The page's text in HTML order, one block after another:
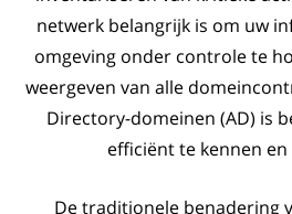
netwerk belangrijk is om uw
omgeving onder controle te
weergeven van alle
Directory-domeinen (AD) is
efficiënt te kennen
De traditionele benadering